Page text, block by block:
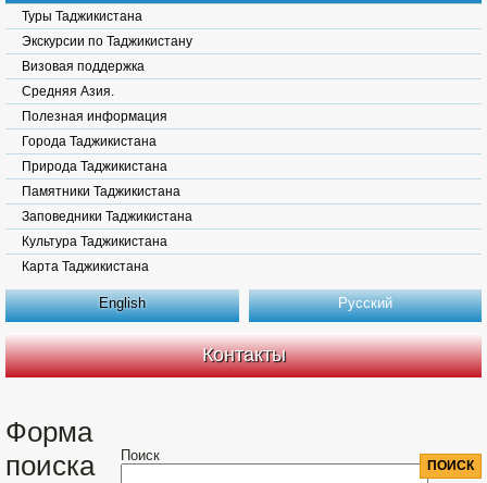
Туры Таджикистана
Экскурсии по Таджикистану
Визовая поддержка
Средняя Азия.
Полезная информация
Города Таджикистана
Природа Таджикистана
Памятники Таджикистана
Заповедники Таджикистана
Культура Таджикистана
Карта Таджикистана
English Русский
Контакты
Форма
поиска
Поиск